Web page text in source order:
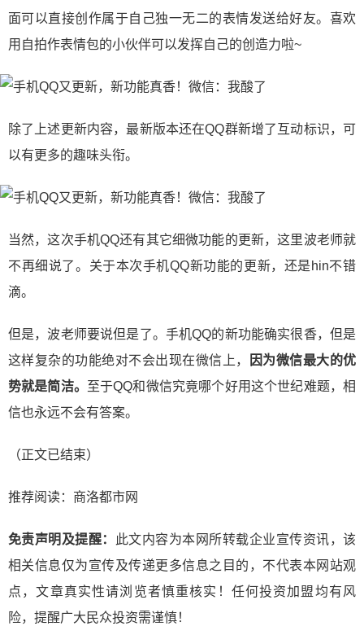
面可以直接创作属于自己独一无二的表情发送给好友。喜欢
用自拍作表情包的小伙伴可以发挥自己的创造力啦~
除了上述更新内容，最新版本还在QQ群新增了互动标识，可
以有更多的趣味头衔。
当然，这次手机QQ还有其它细微功能的更新，这里波老师就
不再细说了。关于本次手机QQ新功能的更新，还是hin不错
滴。
但是，波老师要说但是了。手机QQ的新功能确实很香，但是
这样复杂的功能绝对不会出现在微信上，
因为微信最大的优
势就是简洁。
至于QQ和微信究竟哪个好用这个世纪难题，相
信也永远不会有答案。
（正文已结束）
推荐阅读： 商洛都市网
免责声明及提醒：
此文内容为本网所转载企业宣传资讯，该
相关信息仅为宣传及传递更多信息之目的，不代表本网站观
点，文章真实性请浏览者慎重核实！任何投资加盟均有风
险，提醒广大民众投资需谨慎！